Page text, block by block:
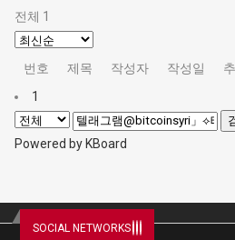
전체 1
번호 제목 작성자 작성일
1
Powered by KBoard
SOCIAL NETWORKS